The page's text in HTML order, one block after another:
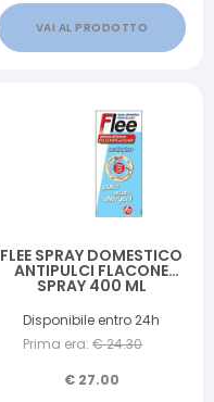
VAI AL PRODOTTO
FLEE SPRAY DOMESTICO
ANTIPULCI FLACONE
SPRAY 400 ML
Disponibile entro 24h
Prima era: €24.30
€ 27.00